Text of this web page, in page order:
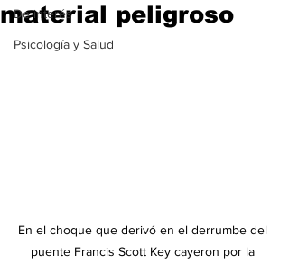
De interés
Psicología y Salud
material peligroso
En el choque que derivó en el derrumbe del
puente Francis Scott Key cayeron por la